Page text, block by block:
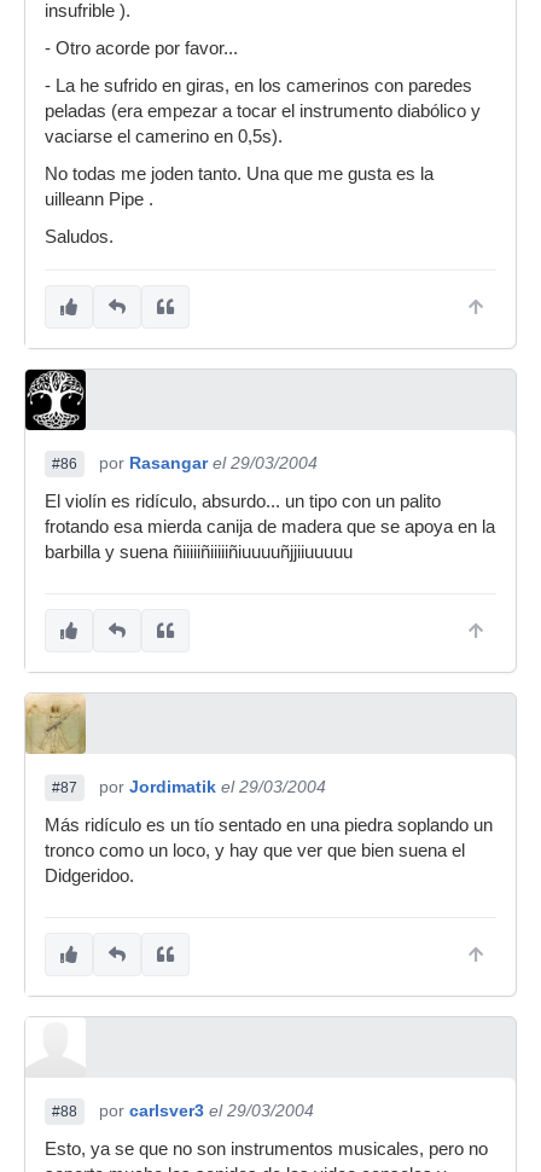
insufrible ).
- Otro acorde por favor...
- La he sufrido en giras, en los camerinos con paredes
peladas (era empezar a tocar el instrumento diabólico y
vaciarse el camerino en 0,5s).
No todas me joden tanto. Una que me gusta es la
uilleann Pipe .
Saludos.
#86 por Rasangar el 29/03/2004
El violín es ridículo, absurdo... un tipo con un palito
frotando esa mierda canija de madera que se apoya en la
barbilla y suena ñiiiiiñiiiiiñiuuuuñjjiiuuuuu
#87 por Jordimatik el 29/03/2004
Más ridículo es un tío sentado en una piedra soplando un
tronco como un loco, y hay que ver que bien suena el
Didgeridoo.
#88 por carlsver3 el 29/03/2004
Esto, ya se que no son instrumentos musicales, pero no